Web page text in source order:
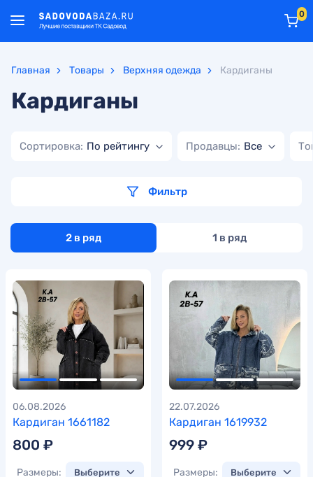
0
Главная Товары Верхняя одежда Кардиганы
Кардиганы
Сортировка: По рейтингу Продавцы: Все
Фильтр
2 в ряд 1 в ряд
Кардиган 1661182
06.08.2026
800 ₽
Размеры:
Кардиган 1619932
22.07.2026
999 ₽
Размеры: